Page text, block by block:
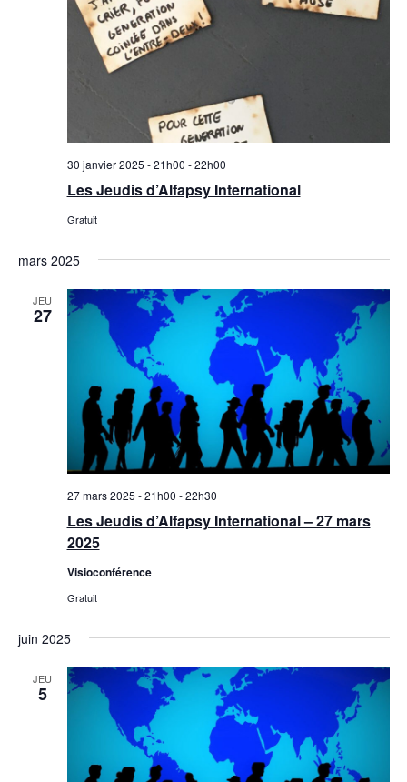
e
Les Jeudis d’Alfapsy International
30 janvier 2025 - 21h00 -22h00
Gratuit
mars 2025
JEU
27
Les Jeudis d’Alfapsy International – 27 mars
2025
27 mars 2025 - 21h00 -22h30
Visioconférence
Gratuit
juin 2025
JEU
5